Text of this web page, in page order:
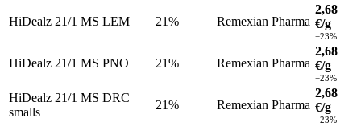
HiDealz 21/1 MS LEM 21% Remexian Pharma
2,68
€/g
−23%
HiDealz 21/1 MS PNO 21% Remexian Pharma
2,68
€/g
−23%
HiDealz 21/1 MS DRC
smalls
21% Remexian Pharma
2,68
€/g
−23%